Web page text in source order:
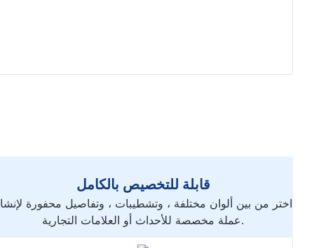
قابلة للتخصيص بالكامل
اختر من بين ألوان مختلفة ، وتشطيبات ، وتفاصيل محفورة
عملة مخصصة للأحداث أو العلامات التجارية.